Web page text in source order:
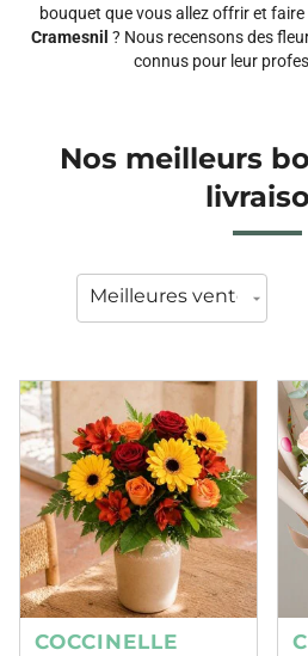
bouquet que vous allez offrir et faire
Cramesnil ? Nous recensons des
connus pour leur
Nos meilleurs
COCCINELLE